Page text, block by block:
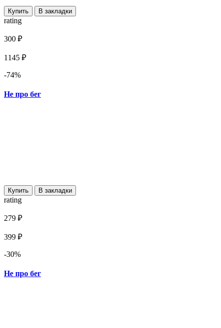
Купить В закладки
rating
300 ₽
1145 ₽
-74%
Не про бег
Купить В закладки
rating
279 ₽
399 ₽
-30%
Не про бег